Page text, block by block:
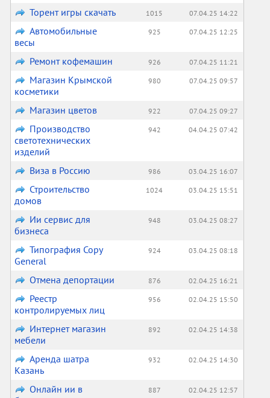
Торент игры скачать 1015 07.04.25 14:22
Автомобильные
весы
925 07.04.25 12:25
Ремонт кофемашин 926 07.04.25 11:21
Магазин Крымской
косметики
980 07.04.25 09:57
Магазин цветов 922 07.04.25 09:27
Производство
светотехнических
изделий
942 04.04.25 07:42
Виза в Россию 986 03.04.25 16:07
Строительство
домов
1024 03.04.25 15:51
Ии сервис для
бизнеса
948 03.04.25 08:27
Типография Copy
General
924 03.04.25 08:18
Отмена депортации 876 02.04.25 16:21
Реестр
контролируемых лиц
956 02.04.25 15:50
Интернет магазин
мебели
892 02.04.25 14:38
Аренда шатра
Казань
932 02.04.25 14:30
Онлайн ии в
887 02.04.25 12:57